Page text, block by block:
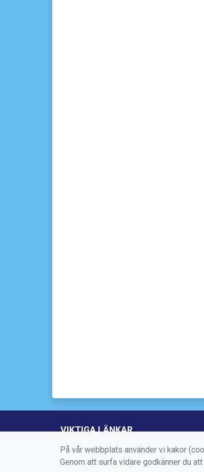
VIKTIGA LÄNKAR
Boka aktivitet
Kontakta oss
På vår webbplats använder vi kakor
Genom att surfa vidare godkänner du att